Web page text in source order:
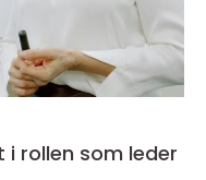
i rollen som leder